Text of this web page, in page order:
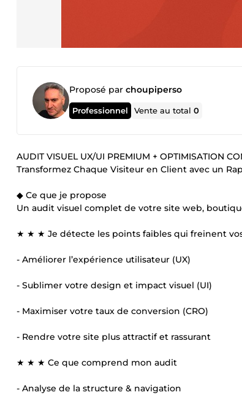
Proposé par choupiperso
Professionnel Vente au total0
AUDIT VISUEL UX/UI PREMIUM + OPTIMISATION
Transformez Chaque Visiteur en Client avec un
◆ Ce que je propose
Un audit visuel complet de votre site web,
★ ★ ★ Je détecte les points faibles qui freinent
- Améliorer l’expérience utilisateur (UX)
- Sublimer votre design et impact visuel (UI)
- Maximiser votre taux de conversion (CRO)
- Rendre votre site plus attractif et rassurant
★ ★ ★ Ce que comprend mon audit
- Analyse de la structure & navigation